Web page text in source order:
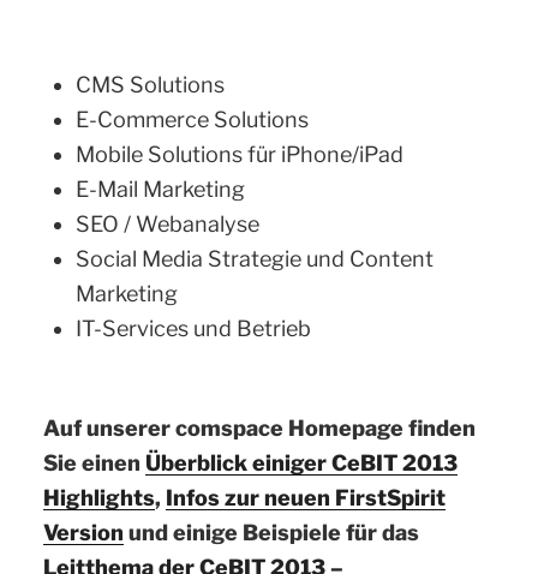
CMS Solutions
E-Commerce Solutions
Mobile Solutions für iPhone/iPad
E-Mail Marketing
SEO / Webanalyse
Social Media Strategie und Content
Marketing
IT-Services und Betrieb
Auf unserer comspace Homepage finden
Sie einen Überblick einiger CeBIT 2013
Highlights, Infos zur neuen FirstSpirit
Version und einige Beispiele für das
Leitthema der CeBIT 2013 –